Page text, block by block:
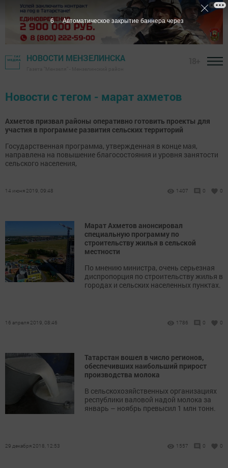
НОВОСТИ МЕНЗЕЛИНСКА
Новости с тегом - марат ахметов
Ахметов призвал районы оперативно готовить проекты для
участия в программе развития сельских территорий
Государственная программа, утвержденная в конце мая,
направлена на повышение благосостояния и уровня занятости
сельского населения,
14 июня 2019, 09:48 1407 0 0
Марат Ахметов анонсировал
специальную программу по
строительству жилья в сельской
местности
По мнению министра, очень серьезная
диспропорция по строительству жилья в
городах и сельских населенных пунктах.
16 апреля 2019, 08:46 1786 0 0
Татарстан вошел в число регионов,
обеспечивших наибольший прирост
производства молока
В сельскохозяйственных организациях
республики валовой надой молока за
январь – ноябрь превысил 1 млн тонн.
29 декабря 2018, 12:53 1557 0 0
6 Автоматическое закрытие баннера через